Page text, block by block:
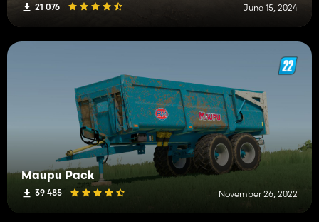
21 076 June 15, 2024
Maupu Pack
39 485 November 26, 2022